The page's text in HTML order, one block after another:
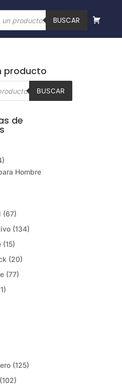
BUSCAR
producto
BUSCAR
de
Hombre
(67)
(134)
(15)
(20)
(77)
(125)
(102)